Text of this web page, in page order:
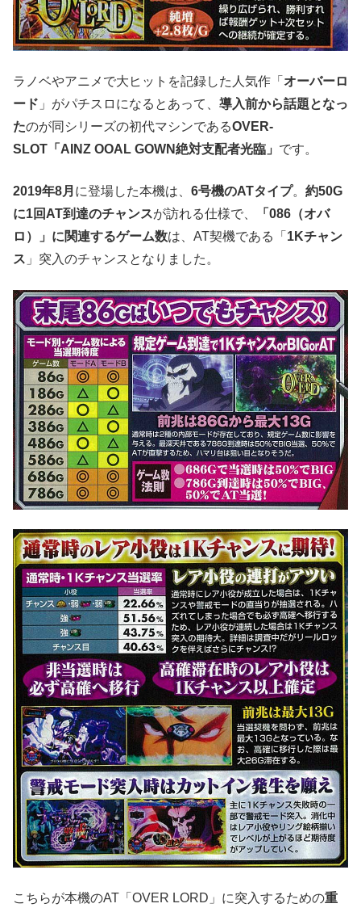
ラノベやアニメで大ヒットを記録した人気作「 オーバーロ
ード 」がパチスロになるとあって、 導入前から話題となっ
たのが同シリーズの初代マシンであるOVER‐
SLOT「AINZ OOAL GOWN絶対支配者光臨」 です。
2019年8月 に登場した本機は、 6号機のATタイプ。 約50G
に1回AT到達のチャンスが訪れる仕様で、
「086（オバ
ロ）」に関連するゲーム数は、AT契機である「 1Kチャン
ス 」突入のチャンスとなりました。
こちらが本機のAT「OVER LORD」に突入するための重